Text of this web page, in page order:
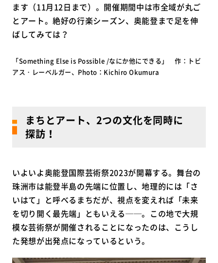
ます（11月12日まで）。開催期間中は市全域が丸ご
とアート。絶好の行楽シーズン、奥能登まで足を伸
ばしてみては？
「Something Else is Possible /なにか他にできる」 作：トビ
アス・レーベルガー、Photo：Kichiro Okumura
まちとアート、2つの文化を同時に
探訪！
いよいよ奥能登国際芸術祭2023が開幕する。舞台の
珠洲市は能登半島の先端に位置し、地理的には「さ
いはて」と呼べるまちだが、視点を変えれば「未来
を切り開く最先端」ともいえる──。この地で大規
模な芸術祭が開催されることになったのは、こうし
た発想が出発点になっているという。